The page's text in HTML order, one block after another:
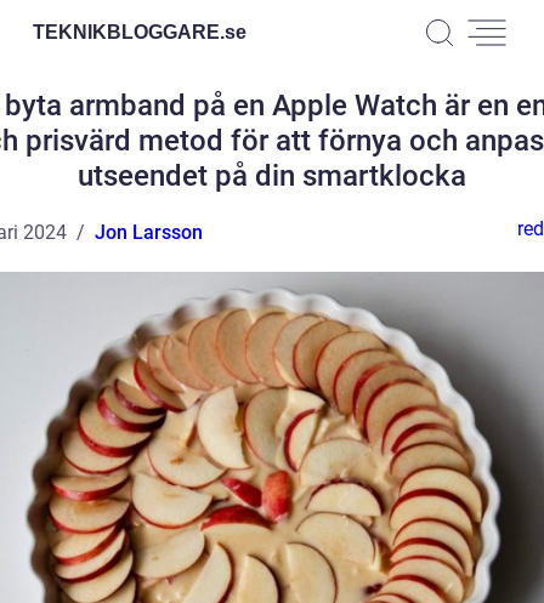
TEKNIKBLOGGARE.se
armband på en Apple Watch är en
prisvärd metod för att förnya och
utseendet på din smartklocka
2024 Jon Larsson